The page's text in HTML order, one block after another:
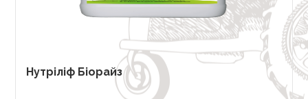
Нутріліф Біорайз